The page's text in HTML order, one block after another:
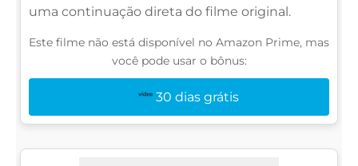
uma continuação direta do filme original.
Este filme não está disponível no Amazon Prime, mas
você pode usar o bônus:
30 dias grátis